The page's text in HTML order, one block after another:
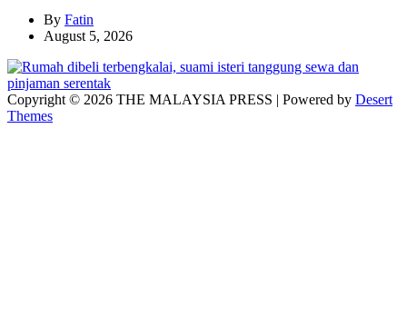
By Fatin
August 5, 2026
Copyright © 2026 THE MALAYSIA PRESS | Powered by Desert
Themes